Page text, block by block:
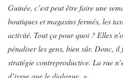
Guinée, c’est peut être faire une
boutiques et magasins fermés, les
activité. Tout ça pour quoi ? Elles
pénaliser les gens, bien sûr. Donc, il
stratégie contreproductive. La rue
d’issue que le dialogue . »